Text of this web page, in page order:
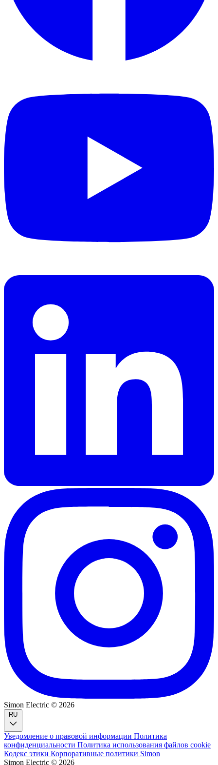
Simon Electric © 2026
Уведомление о правовой информации Политика
конфиденциальности Политика использования файлов cookie
Кодекс этики Корпоративные политики Simon
Simon Electric © 2026